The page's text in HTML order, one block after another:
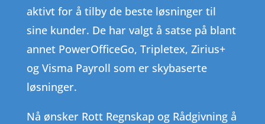
aktivt for å tilby de beste løsninger til
sine kunder. De har valgt å satse på blant
annet PowerOfficeGo, Tripletex, Zirius+
og Visma Payroll som er skybaserte
løsninger.
Nå ønsker Rott Regnskap og Rådgivning å